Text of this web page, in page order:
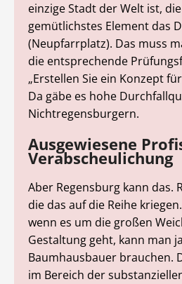
einzige Stadt der Welt ist,
gemütlichstes Element das
(Neupfarrplatz). Das muss
die entsprechende
„Erstellen Sie ein Konzept
Da gäbe es hohe
Nichtregensburgern.
Ausgewiesene
Verabscheulichung
Aber Regensburg kann das.
die das auf die Reihe
wenn es um die großen
Gestaltung geht, kann man
Baumhausbauer brauchen.
im Bereich der